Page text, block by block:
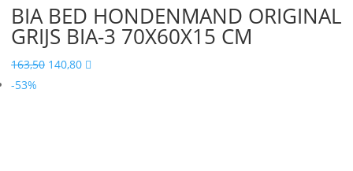
BIA BED HONDENMAND ORIGINAL
GRIJS BIA-3 70X60X15 CM
163,50 Oorspronkelijke
140,80Huidige

-53%